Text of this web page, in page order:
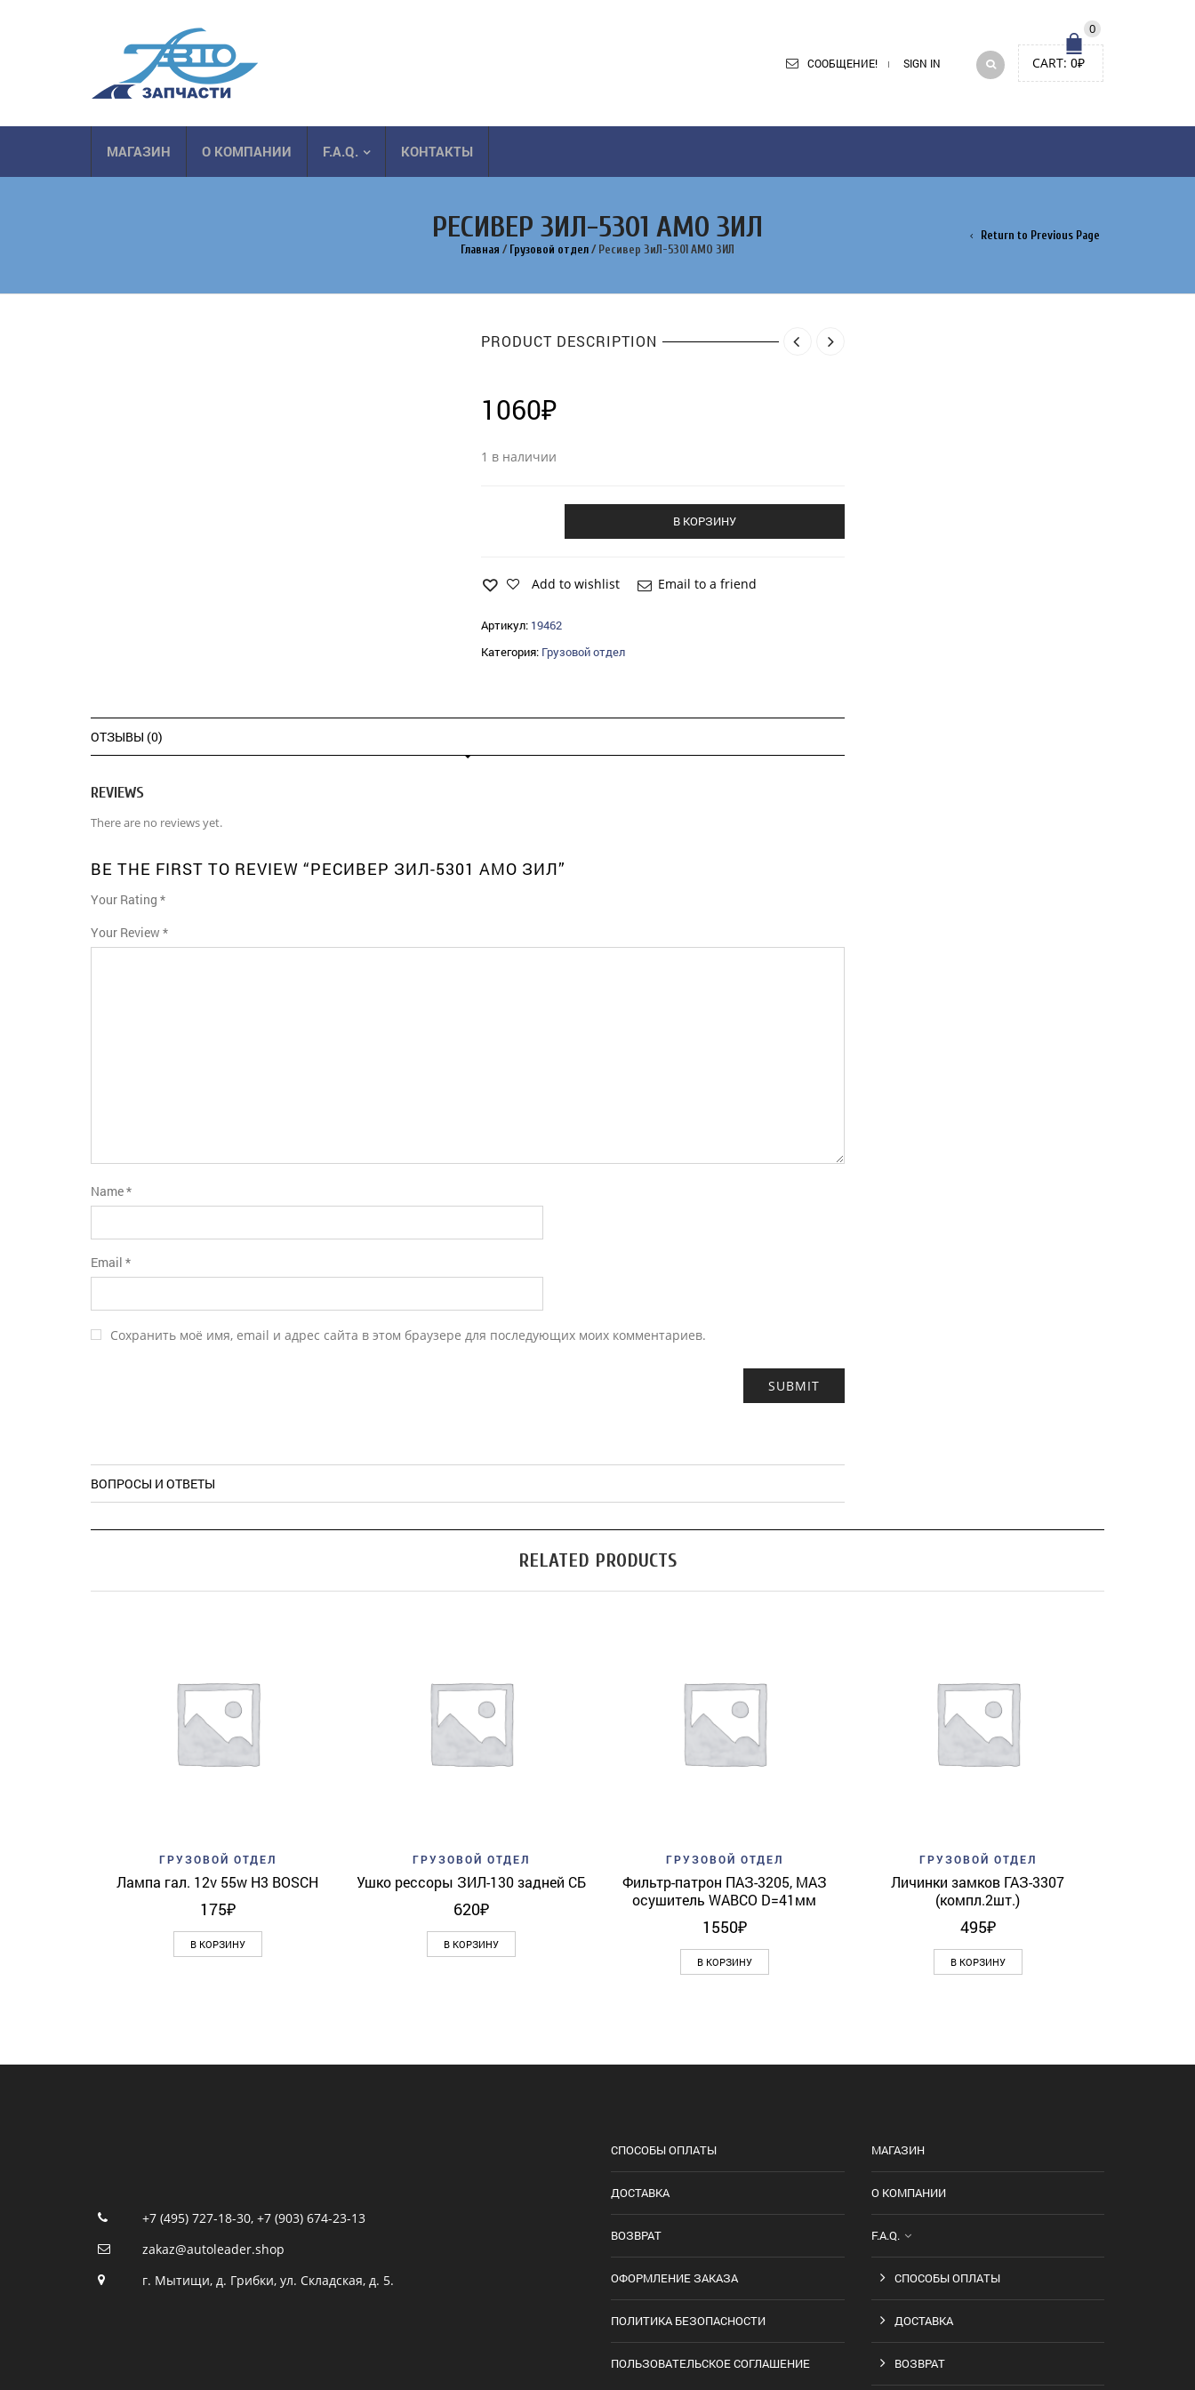
0
CART: 0₽
СООБЩЕНИЕ! SIGN IN
МАГАЗИН О КОМПАНИИ F.A.Q. КОНТАКТЫ
РЕСИВЕР ЗИЛ-5301 АМО ЗИЛ
Главная / Грузовой отдел / Ресивер ЗиЛ-5301 АМО ЗИЛ
Return to Previous Page
PRODUCT DESCRIPTION
1060₽
1 в наличии
В КОРЗИНУ
Add to wishlist Email to a friend
Артикул: 19462
Категория: Грузовой отдел
ОТЗЫВЫ (0)
REVIEWS
There are no reviews yet.
BE THE FIRST TO REVIEW “РЕСИВЕР ЗИЛ-5301 АМО ЗИЛ”
Your Rating *
Your Review *
Name*
Email *
Сохранить моё имя, email и адрес сайта в этом браузере для последующих моих комментариев.
ВОПРОСЫ И ОТВЕТЫ
RELATED PRODUCTS
Add to wishlist Quick View
ГРУЗОВОЙ ОТДЕЛ
Лампа гал. 12v 55w H3 BOSCH
175₽
В КОРЗИНУ
Add to wishlist Quick View
ГРУЗОВОЙ ОТДЕЛ
Ушко рессоры ЗИЛ-130 задней СБ
620₽
В КОРЗИНУ
Add to wishlist Quick View
ГРУЗОВОЙ ОТДЕЛ
Фильтр-патрон ПАЗ-3205, МАЗ
осушитель WABCO D=41мм
1550₽
В КОРЗИНУ
Add to wishlist Quick View
ГРУЗОВОЙ ОТДЕЛ
Личинки замков ГАЗ-3307
(компл.2шт.)
495₽
В КОРЗИНУ
+7 (495) 727-18-30, +7 (903) 674-23-13
zakaz@autoleader.shop
г. Мытищи, д. Грибки, ул. Складская, д. 5.
СПОСОБЫ ОПЛАТЫ
ДОСТАВКА
ВОЗВРАТ
ОФОРМЛЕНИЕ ЗАКАЗА
ПОЛИТИКА БЕЗОПАСНОСТИ
ПОЛЬЗОВАТЕЛЬСКОЕ СОГЛАШЕНИЕ
МАГАЗИН
О КОМПАНИИ
F.A.Q.
СПОСОБЫ ОПЛАТЫ
ДОСТАВКА
ВОЗВРАТ